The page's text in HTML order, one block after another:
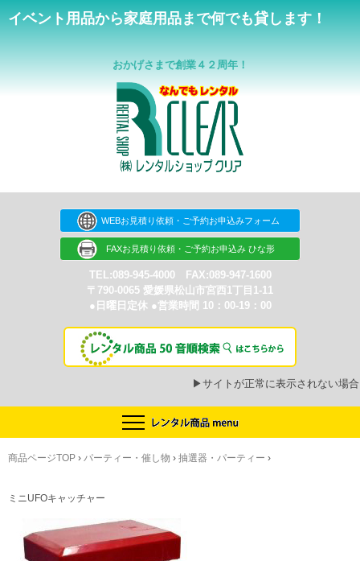
イベント用品から家庭用品まで何でも貸します！
おかげさまで創業４２周年！
WEBお見積り依頼・ご予約お申込みフォーム
FAXお見積り依頼・ご予約お申込み ひな形
TEL:089-945-4000 FAX:089-947-1600
〒790-0065 愛媛県松山市宮西1丁目1-11
●日曜日定休 ●営業時間 10：00-19：00
▶サイトが正常に表示されない場合
商品ページTOP › パーティー・催し物 › 抽選器・パーティー ›
ミニUFOキャッチャー